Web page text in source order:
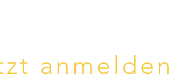
anmelden